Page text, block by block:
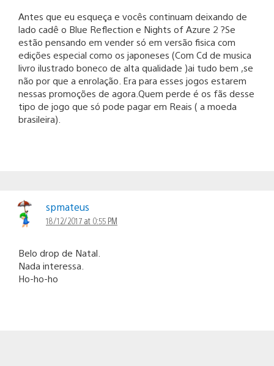
Antes que eu esqueça e vocês continuam deixando de
lado cadê o Blue Reflection e Nights of Azure 2 ?Se
estão pensando em vender só em versão fisica com
edições especial como os japoneses (Com Cd de musica
livro ilustrado boneco de alta qualidade )ai tudo bem ,se
não por que a enrolação. Era para esses jogos estarem
nessas promoções de agora.Quem perde é os fãs desse
tipo de jogo que só pode pagar em Reais ( a moeda
brasileira).
spmateus
18/12/2017 at 0:55 PM
Belo drop de Natal.
Nada interessa.
Ho-ho-ho